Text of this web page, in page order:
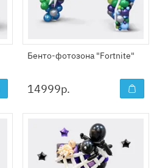
Бенто-фотозона "Fortnite"
14999р.